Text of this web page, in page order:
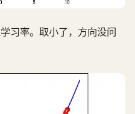
习率。取小了，方向没问